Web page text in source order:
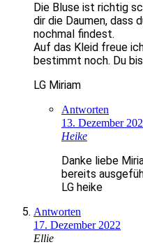
Die Bluse ist richtig
dir die Daumen, dass
nochmal findest.
Auf das Kleid freue
bestimmt noch. Du
LG Miriam
Antworten
13. Dezember
Heike
Danke liebe
bereits
LG heike
Antworten
17. Dezember 2022
Ellie